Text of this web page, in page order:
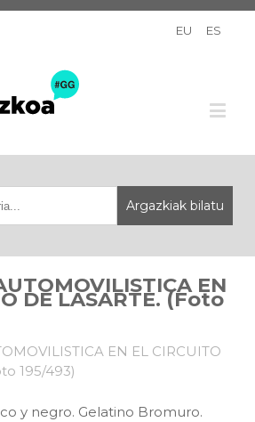
EU ES
EN
DE LASARTE. (Foto
y negro. Gelatino Bromuro.